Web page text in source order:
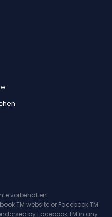
vorbehalten
TM website or Facebook TM
by Facebook TM in any